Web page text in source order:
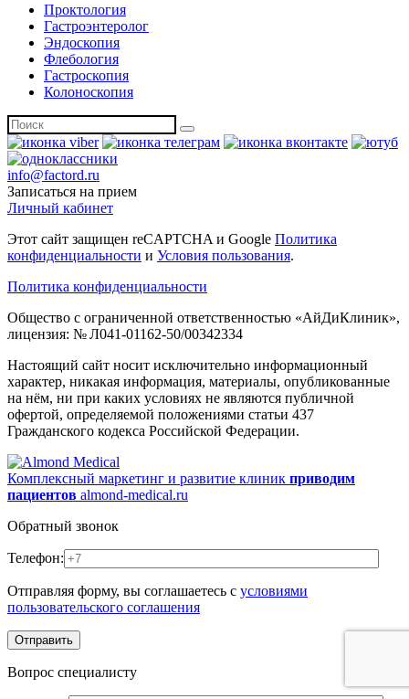
Проктология
Гастроэнтеролог
Эндоскопия
Флебология
Гастроскопия
Колоноскопия
info@factord.ru
Записаться на прием
Личный кабинет
Этот сайт защищен reCAPTCHA и Google Политика
конфиденциальности и Условия пользования.
Политика конфиденциальности
Общество с ограниченной ответственностью «АйДиКлиник»,
лицензия: № Л041-01162-50/00342334
Настоящий сайт носит исключительно информационный
характер, никакая информация, материалы, опубликованные
на нём, ни при каких условиях не являются публичной
офертой, определяемой положениями статьи 437
Гражданского кодекса Российской Федерации.
Комплексный маркетинг и развитие клиник приводим
пациентов almond-medical.ru
Обратный звонок
Телефон:
Отправляя форму, вы соглашаетесь с условиями
пользовательского соглашения
Вопрос специалисту